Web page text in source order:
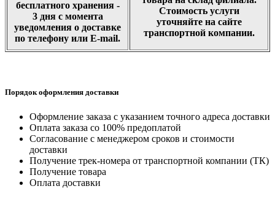
бесплатного хранения -
3 дня с момента
уведомления о доставке
по телефону или E-mail.
Стоимость услуги
уточняйте на сайте
транспортной компании.
Порядок оформления доставки
Оформление заказа с указанием точного адреса доставки
Оплата заказа со 100% предоплатой
Согласование с менеджером сроков и стоимости
доставки
Получение трек-номера от транспортной компании (ТК)
Получение товара
Оплата доставки